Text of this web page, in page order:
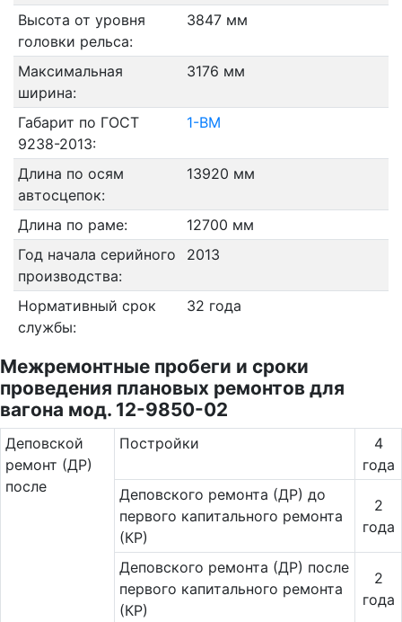
Высота от уровня
головки рельса:
3847 мм
Максимальная
ширина:
3176 мм
Габарит по ГОСТ
9238-2013:
1-ВМ
Длина по осям
автосцепок:
13920 мм
Длина по раме:
12700 мм
Год начала серийного
производства:
2013
Нормативный срок
службы:
32 года
Межремонтные пробеги и сроки
проведения плановых ремонтов для
вагона мод. 12-9850-02
Де­повс­кой
ремонт (ДР)
после
Постройки
4
года
Деповского ремонта (ДР) до
первого капитального ремонта
(КР)
2
года
Деповского ремонта (ДР) после
первого капитального ремонта
(КР)
2
года